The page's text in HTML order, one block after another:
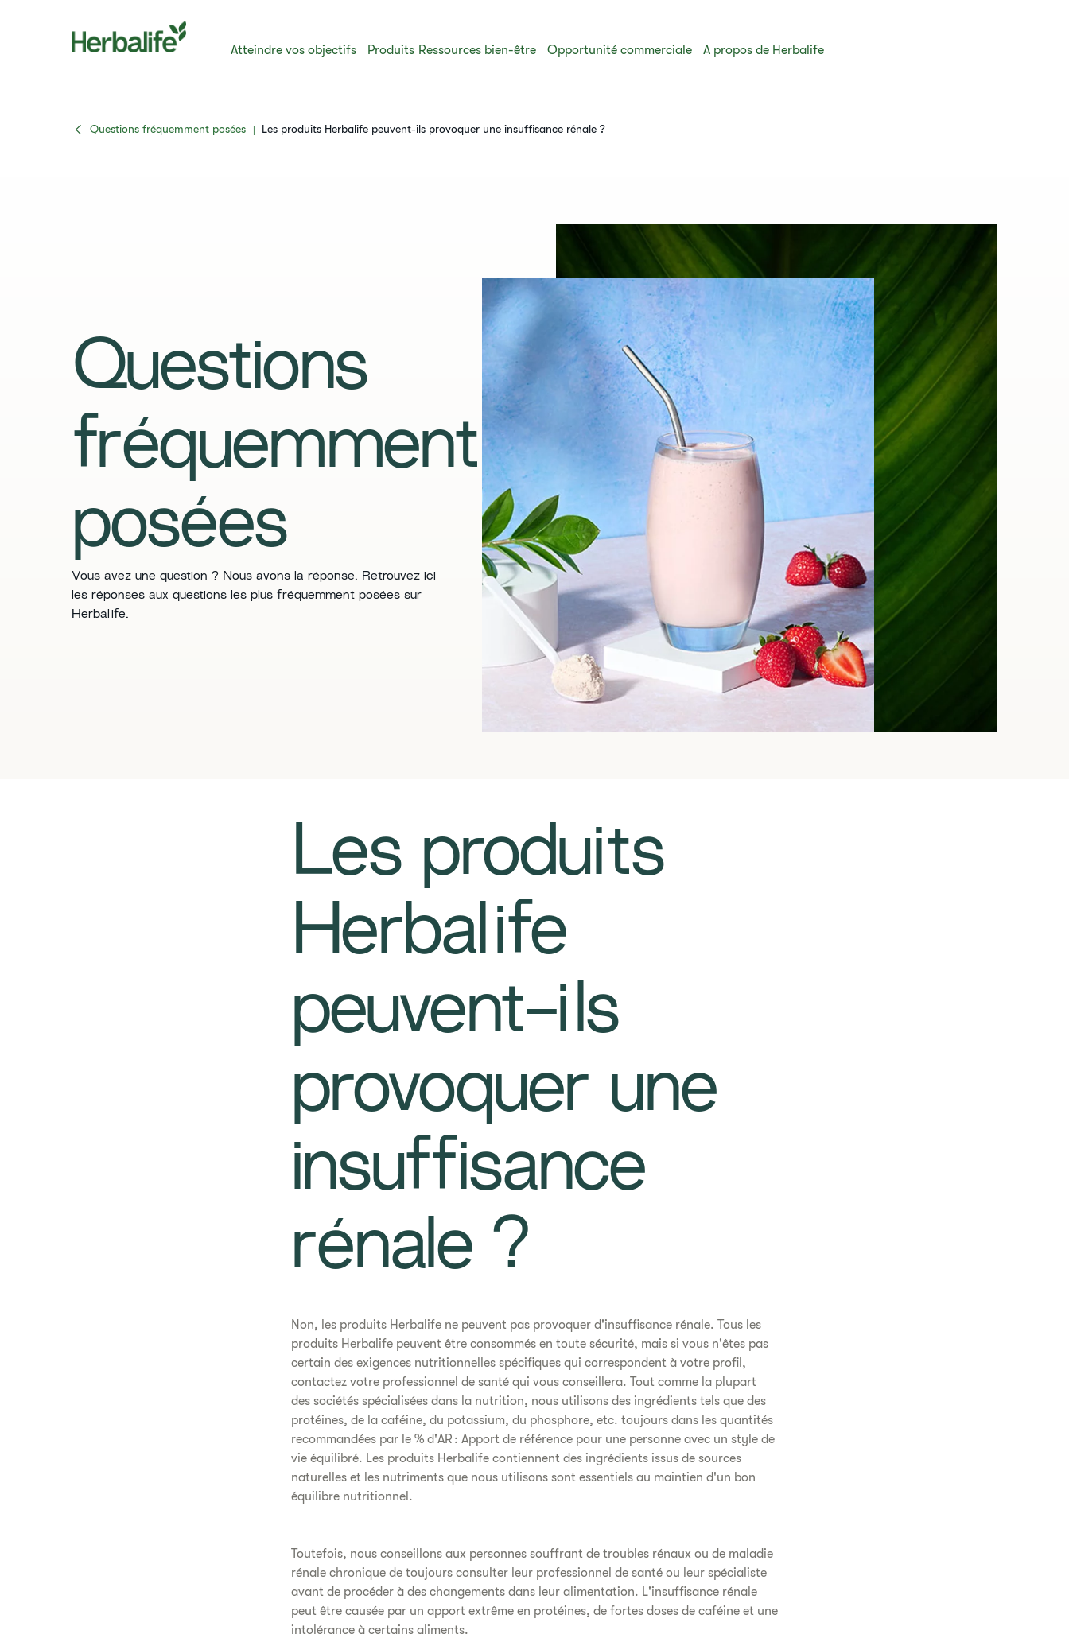
Atteindre vos objectifs Produits Ressources bien-être Opportunité commerciale A propos de Herbalife
Questions fréquemment posées | ​​Les produits Herbalife peuvent-ils provoquer une insuffisance rénale ?​
Questions
fréquemment
posées
​​Vous avez une question ? Nous avons la réponse. Retrouvez ici
les réponses aux questions les plus fréquemment posées sur
Herbalife.​
​​Les produits
Herbalife
peuvent-ils
provoquer une
insuffisance
rénale ?​
Non, les produits Herbalife ne peuvent pas provoquer d'insuffisance rénale. Tous les
produits Herbalife peuvent être consommés en toute sécurité, mais si vous n'êtes pas
certain des exigences nutritionnelles spécifiques qui correspondent à votre profil,
contactez votre professionnel de santé qui vous conseillera. Tout comme la plupart
des sociétés spécialisées dans la nutrition, nous utilisons des ingrédients tels que des
protéines, de la caféine, du potassium, du phosphore, etc. toujours dans les quantités
recommandées par le % d'AR : Apport de référence pour une personne avec un style de
vie équilibré. Les produits Herbalife contiennent des ingrédients issus de sources
naturelles et les nutriments que nous utilisons sont essentiels au maintien d'un bon
équilibre nutritionnel.
Toutefois, nous conseillons aux personnes souffrant de troubles rénaux ou de maladie
rénale chronique de toujours consulter leur professionnel de santé ou leur spécialiste
avant de procéder à des changements dans leur alimentation. L'insuffisance rénale
peut être causée par un apport extrême en protéines, de fortes doses de caféine et une
intolérance à certains aliments.